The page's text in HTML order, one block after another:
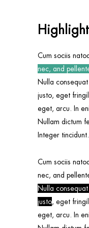
Cum sociis
nec, and
Nulla
justo, eget
eget, arcu. In
Nullam dictum
Integer tincidunt.
Cum sociis
nec, and
Nulla
justo, eget
eget, arcu. In